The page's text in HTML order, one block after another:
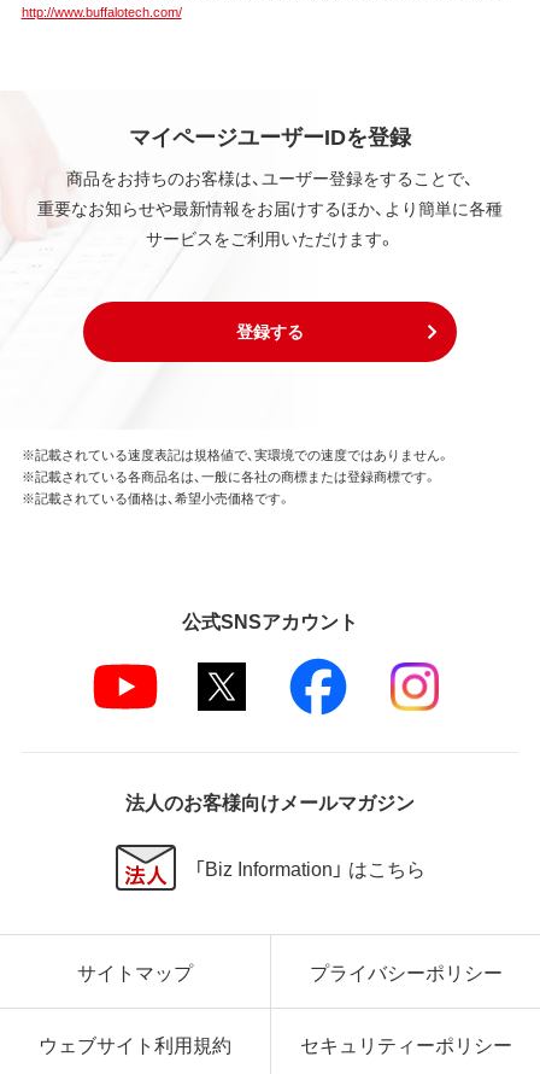
本ソフトウェアは、本契約に規定される条件のもとで
本ソフトウェアに対する知的所有権に関する表示を
削除してはならないものとします。
第3条 使用制限
本ソフトウェアの用途は、購入商品またはその添付ソ
り、逆アセンブル、逆コンパイル、リバースエンジニア
リング、その他の修正を本ソフトウェアに加えること
はできません。
す。
第4条 保証
弊社は、データの消失、業務の中断、逸失利益、精神的
損害等を含め、本ソフトウェアの使用または使用不能
に起因する直接的、間接的、特別、偶発的、結果的、そ
第6条 輸出規制
本契約の締結により、お客様は下記事項に同意するも
国輸出管理関連法規等に基づく輸出規制の対象とな
を遵守し、かかる法規の定めるところにより必要な手
http://www.buffalotech.com/
マイページユーザーIDを登録
商品をお持ちのお客様は、ユーザー登録をすることで、
重要なお知らせや最新情報をお届けするほか、より簡単に各種
サービスをご利用いただけます。
登録する
※記載されている速度表記は規格値で、実環境での速度ではありません。
※記載されている各商品名は、一般に各社の商標または登録商標です。
※記載されている価格は、希望小売価格です。
公式SNSアカウント
法人のお客様向けメールマガジン
「Biz Information」 はこちら
サイトマップ プライバシーポリシー
ウェブサイト利用規約 セキュリティーポリシー